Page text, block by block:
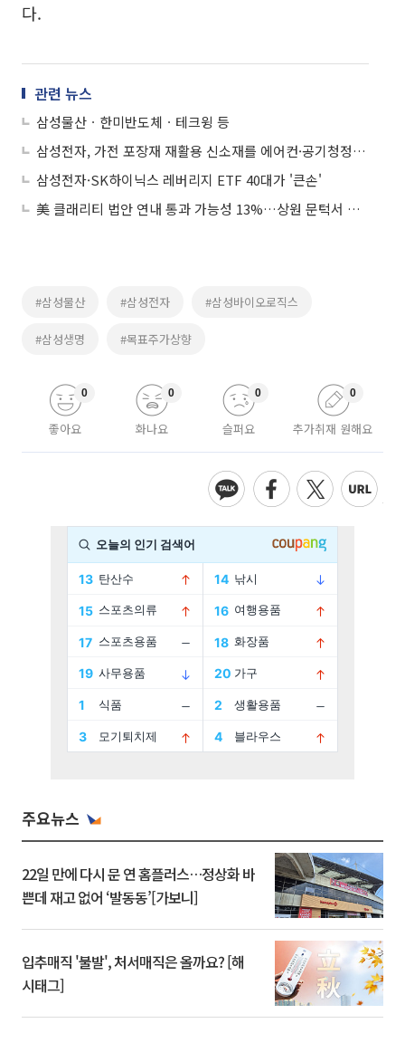
다.
관련 뉴스
삼성물산ㆍ한미반도체ㆍ테크윙 등
삼성전자, 가전 포장재 재활용 신소재를 에어컨·공기청정기에 적용
삼성전자·SK하이닉스 레버리지 ETF 40대가 '큰손'
美 클래리티 법안 연내 통과 가능성 13%…상원 문턱서 제동
#삼성물산 #삼성전자 #삼성바이오로직스
#삼성생명 #목표주가상향
좋아요
0
화나요
0
슬퍼요
0
추가취재 원해요
0
주요뉴스
22일 만에 다시 문 연 홈플러스…정상화 바
쁜데 재고 없어 ‘발동동’[가보니]
입추매직 '불발', 처서매직은 올까요? [해
시태그]